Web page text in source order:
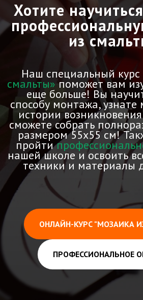
Хотите
из
Наш специальный курс
смальты»поможет вам
еще больше! Вы
способу монтажа, узнате
истории
сможете собрать
размером 55х55 см!
пройти
нашей школе и освоить
техники и материалы
ОНЛАЙН-КУРС "МОЗАИКА
ПРОФЕССИОНАЛЬНОЕ